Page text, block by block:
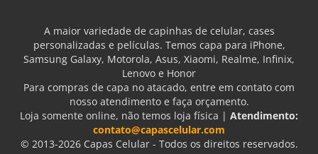
A maior variedade de capinhas de celular, cases
personalizadas e películas. Temos capa para iPhone,
Samsung Galaxy, Motorola, Asus, Xiaomi, Realme, Infinix,
Lenovo e Honor
Para compras de capa no atacado, entre em contato com
nosso atendimento e faça orçamento.
Loja somente online, não temos loja física | Atendimento:
contato@capascelular.com
© 2013-2026 Capas Celular - Todos os direitos reservados.